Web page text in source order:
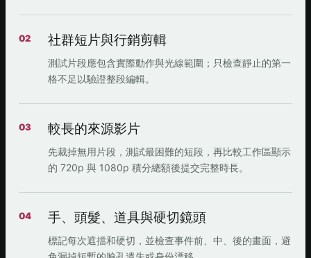
02 社群短片與行銷剪輯
測試片段應包含實際動作與光線範圍；只檢查靜止的第一
格不足以驗證整段編輯。
03 較長的來源影片
先裁掉無用片段，測試最困難的短段，再比較工作區顯示
的 720p 與 1080p 積分總額後提交完整時長。
04 手、頭髮、道具與硬切鏡頭
標記每次遮擋和硬切，並檢查事件前、中、後的畫面，避